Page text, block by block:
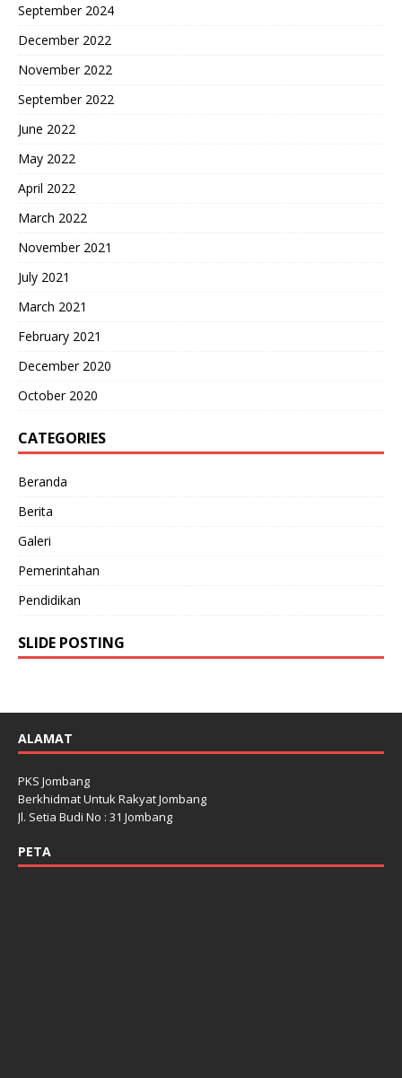
September 2024
December 2022
November 2022
September 2022
June 2022
May 2022
April 2022
March 2022
November 2021
July 2021
March 2021
February 2021
December 2020
October 2020
CATEGORIES
Beranda
Berita
Galeri
Pemerintahan
Pendidikan
SLIDE POSTING
ALAMAT
PKS Jombang
Berkhidmat Untuk Rakyat Jombang
Jl. Setia Budi No : 31 Jombang
PETA